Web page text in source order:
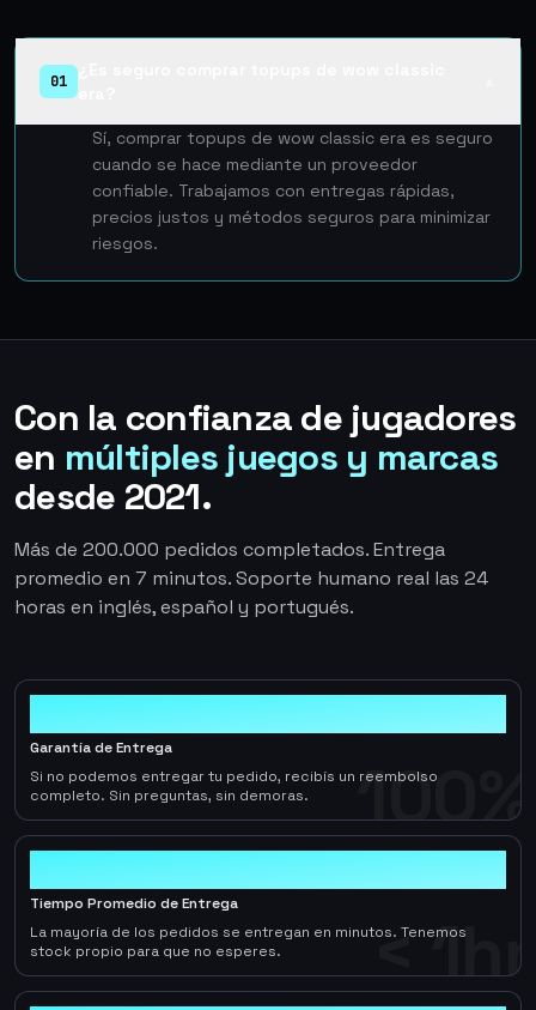
01
¿Es seguro comprar topups de wow classic
era?
Sí, comprar topups de wow classic era es seguro
cuando se hace mediante un proveedor
confiable. Trabajamos con entregas rápidas,
precios justos y métodos seguros para minimizar
riesgos.
Con la confianza de jugadores
en múltiples juegos y marcas
desde 2021.
Más de 200.000 pedidos completados. Entrega
promedio en 7 minutos. Soporte humano real las 24
horas en inglés, español y portugués.
100%
Garantía de Entrega
Si no podemos entregar tu pedido, recibís un reembolso
completo. Sin preguntas, sin demoras.
< 1hr
Tiempo Promedio de Entrega
La mayoría de los pedidos se entregan en minutos. Tenemos
stock propio para que no esperes.